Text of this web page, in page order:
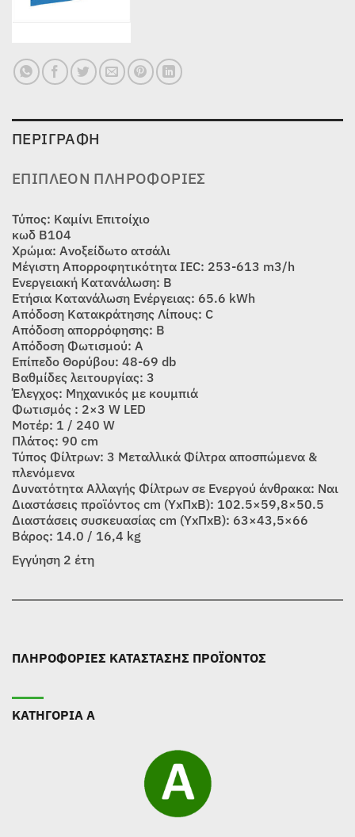
ΠΕΡΙΓΡΑΦΉ
ΕΠΙΠΛΈΟΝ ΠΛΗΡΟΦΟΡΊΕΣ
Τύπος: Καμίνι Επιτοίχιο
κωδ Β104
Χρώμα: Ανοξείδωτο ατσάλι
Μέγιστη Απορροφητικότητα IEC: 253-613 m3/h
Ενεργειακή Κατανάλωση: B
Ετήσια Κατανάλωση Ενέργειας: 65.6 kWh
Απόδοση Κατακράτησης Λίπους: C
Απόδοση απορρόφησης: B
Απόδοση Φωτισμού: Α
Επίπεδο Θορύβου: 48-69 db
Βαθμίδες λειτουργίας: 3
Έλεγχος: Μηχανικός με κουμπιά
Φωτισμός : 2×3 W LED
Μοτέρ: 1 / 240 W
Πλάτος: 90 cm
Τύπος Φίλτρων: 3 Μεταλλικά Φίλτρα αποσπώμενα &
πλενόμενα
Δυνατότητα Αλλαγής Φίλτρων σε Ενεργού άνθρακα: Ναι
Διαστάσεις προϊόντος cm (ΥxΠxΒ): 102.5×59,8×50.5
Διαστάσεις συσκευασίας cm (ΥxΠxΒ): 63×43,5×66
Βάρος: 14.0 / 16,4 kg
Εγγύηση 2 έτη
ΠΛΗΡΟΦΟΡΙΕΣ ΚΑΤΑΣΤΑΣΗΣ ΠΡΟΪΟΝΤΟΣ
ΚΑΤΗΓΟΡΙΑ Α